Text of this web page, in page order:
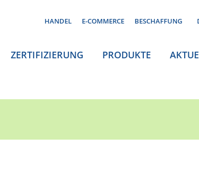
HANDEL E-COMMERCE BESCHAFFUNG
ZERTIFIZIERUNG PRODUKTE